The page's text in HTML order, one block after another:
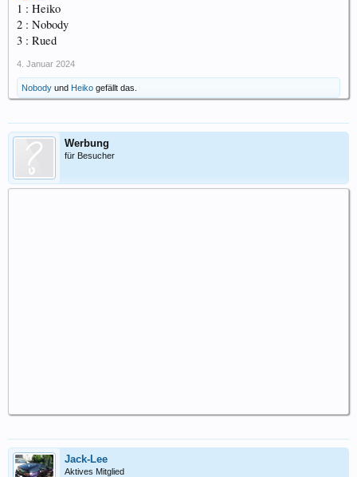
1 : Heiko
2 : Nobody
3 : Rued
4. Januar 2024
Nobody und Heiko gefällt das.
Werbung
für Besucher
Jack-Lee
Aktives Mitglied